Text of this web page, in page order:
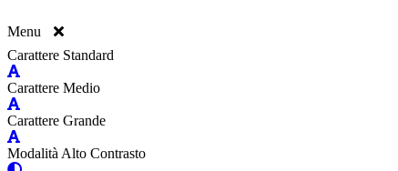
Menu
Carattere Standard
Carattere Medio
Carattere Grande
Modalità Alto Contrasto